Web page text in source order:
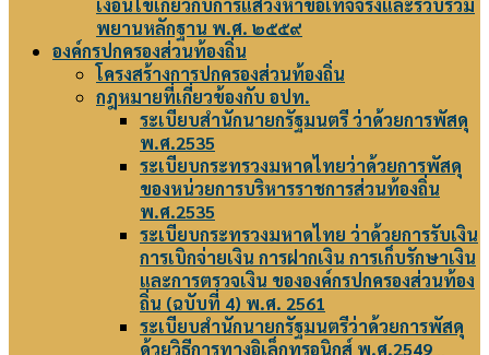
เงื่อนไขเกี่ยวกับการแสวงหาข้อเท็จจริงและรวบรวม
พยานหลักฐาน พ.ศ. ๒๕๕๙
องค์กรปกครองส่วนท้องถิ่น
โครงสร้างการปกครองส่วนท้องถิ่น
กฎหมายที่เกี่ยวข้องกับ อปท.
ระเบียบสำนักนายกรัฐมนตรี ว่าด้วยการพัสดุ
พ.ศ.2535
ระเบียบกระทรวงมหาดไทยว่าด้วยการพัสดุ
ของหน่วยการบริหารราชการส่วนท้องถิ่น
พ.ศ.2535
ระเบียบกระทรวงมหาดไทย ว่าด้วยการรับเงิน
การเบิกจ่ายเงิน การฝากเงิน การเก็บรักษาเงิน
และการตรวจเงิน ขององค์กรปกครองส่วนท้อง
ถิ่น (ฉบับที่ 4) พ.ศ. 2561
ระเบียบสำนักนายกรัฐมนตรีว่าด้วยการพัสดุ
ด้วยวิธีการทางอิเล็กทรอนิกส์ พ.ศ.2549